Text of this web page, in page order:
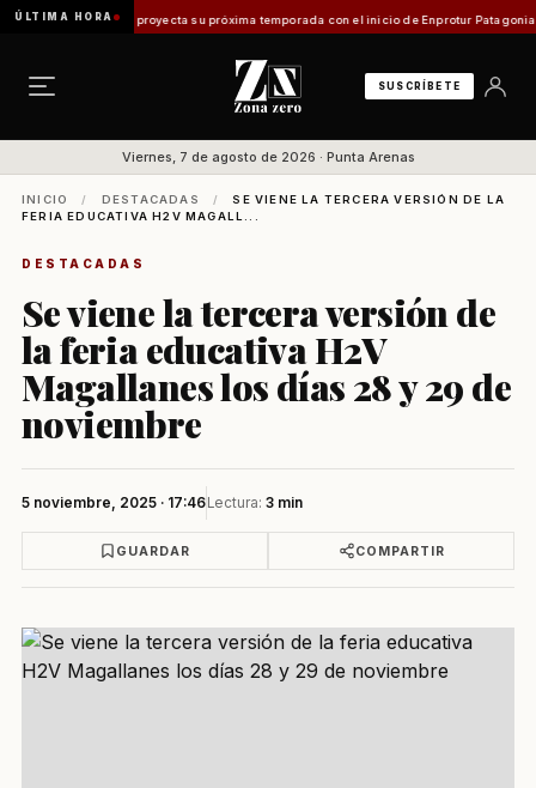
ÚLTIMA HORA
Magallanes proyecta su próxima temporada con el inicio de Enprotur Patagonia 2026
SUSCRÍBETE
Viernes, 7 de agosto de 2026 · Punta Arenas
INICIO / DESTACADAS /
SE VIENE LA TERCERA VERSIÓN DE LA
FERIA EDUCATIVA H2V MAGALL...
DESTACADAS
Se viene la tercera versión de
la feria educativa H2V
Magallanes los días 28 y 29 de
noviembre
5 noviembre, 2025 · 17:46Lectura: 3 min
GUARDAR COMPARTIR